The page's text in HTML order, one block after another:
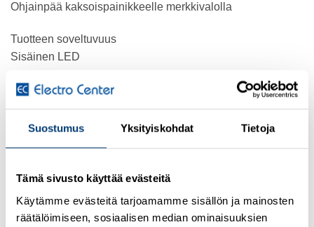
Suostumus Yksityiskohdat Tietoja
Tämä sivusto käyttää evästeitä
Käytämme evästeitä tarjoamamme sisällön ja mainosten
räätälöimiseen, sosiaalisen median ominaisuuksien
Ohjainpää kaksoispainikkeelle merkkivalolla
Tuotteen soveltuvuus
Sisäinen LED
Laitteen lyhytnimi
ZB5
Standardi